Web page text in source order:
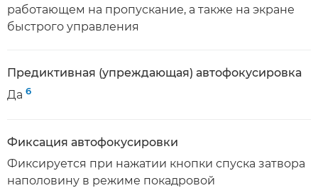
работающем на пропускание, а также на экране
быстрого управления
Предиктивная (упреждающая) автофокусировка
Да 6
Фиксация автофокусировки
Фиксируется при нажатии кнопки спуска затвора
наполовину в режиме покадровой